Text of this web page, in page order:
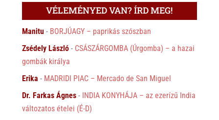
VÉLEMÉNYED VAN? ÍRD MEG!
Manitu- BORJÚAGY – paprikás szószban
Zsédely László- CSÁSZÁRGOMBA (Úrgomba) – a hazai
gombák királya
Erika - MADRIDI PIAC – Mercado de San Miguel
Dr. Farkas Ágnes- INDIA KONYHÁJA – az ezerízű India
változatos ételei (É-D)